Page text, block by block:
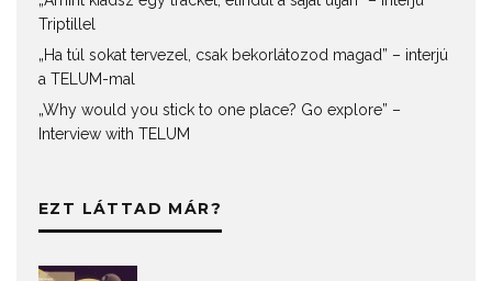
Triptillel
„Ha túl sokat tervezel, csak bekorlátozod magad” – interjú
a TELUM-mal
„Why would you stick to one place? Go explore” –
Interview with TELUM
EZT LÁTTAD MÁR?